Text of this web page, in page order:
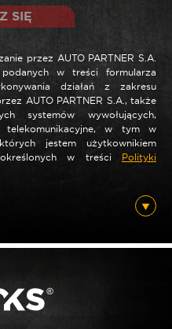
SIĘ
przez AUTO PARTNER S.A.
w treści formularza
działań z zakresu
AUTO PARTNER S.A., także
systemów wywołujących,
telekomunikacyjne, w tym w
jestem użytkownikiem
w treści Polityki